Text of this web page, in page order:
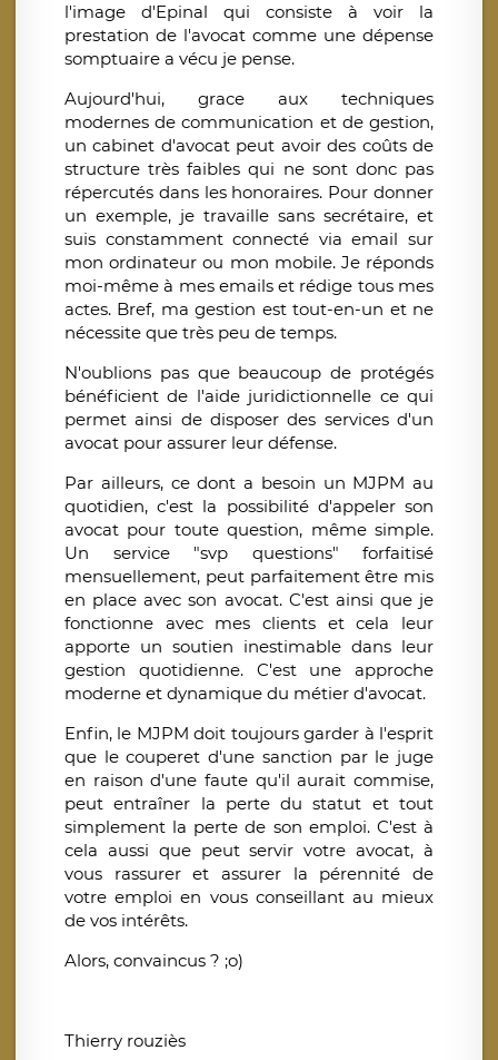
l'image d'Epinal qui consiste à voir la
prestation de l'avocat comme une dépense
somptuaire a vécu je pense.
Aujourd'hui, grace aux techniques
modernes de communication et de gestion,
un cabinet d'avocat peut avoir des coûts de
structure très faibles qui ne sont donc pas
répercutés dans les honoraires. Pour donner
un exemple, je travaille sans secrétaire, et
suis constamment connecté via email sur
mon ordinateur ou mon mobile. Je réponds
moi-même à mes emails et rédige tous mes
actes. Bref, ma gestion est tout-en-un et ne
nécessite que très peu de temps.
N'oublions pas que beaucoup de protégés
bénéficient de l'aide juridictionnelle ce qui
permet ainsi de disposer des services d'un
avocat pour assurer leur défense.
Par ailleurs, ce dont a besoin un MJPM au
quotidien, c'est la possibilité d'appeler son
avocat pour toute question, même simple.
Un service "svp questions" forfaitisé
mensuellement, peut parfaitement être mis
en place avec son avocat. C'est ainsi que je
fonctionne avec mes clients et cela leur
apporte un soutien inestimable dans leur
gestion quotidienne. C'est une approche
moderne et dynamique du métier d'avocat.
Enfin, le MJPM doit toujours garder à l'esprit
que le couperet d'une sanction par le juge
en raison d'une faute qu'il aurait commise,
peut entraîner la perte du statut et tout
simplement la perte de son emploi. C'est à
cela aussi que peut servir votre avocat, à
vous rassurer et assurer la pérennité de
votre emploi en vous conseillant au mieux
de vos intérêts.
Alors, convaincus ? ;o)
Thierry rouziès